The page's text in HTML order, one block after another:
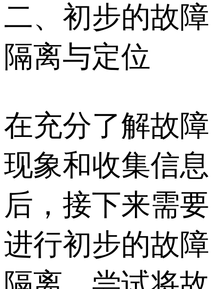
二、初步的故障
隔离与定位
在充分了解故障
现象和收集信息
后，接下来需要
进行初步的故障